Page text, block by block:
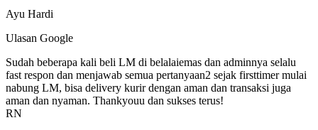
Ayu Hardi
Ulasan Google
Sudah beberapa kali beli LM di belalaiemas dan adminnya selalu
fast respon dan menjawab semua pertanyaan2 sejak firsttimer mulai
nabung LM, bisa delivery kurir dengan aman dan transaksi juga
aman dan nyaman. Thankyouu dan sukses terus!
RN